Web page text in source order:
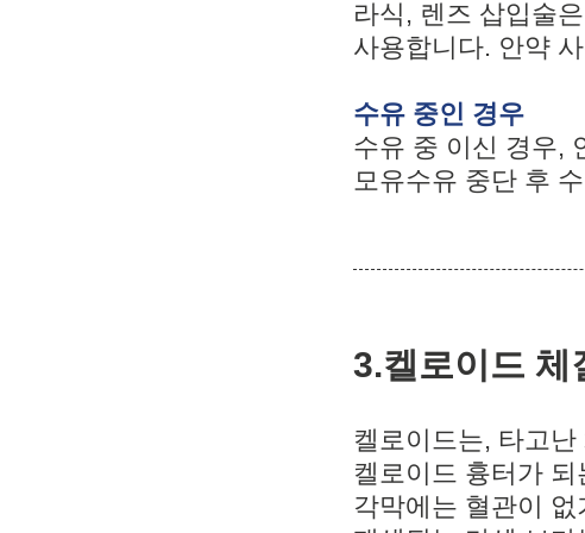
라식, 렌즈 삽입술
사용합니다. 안약
수유 중인 경우
수유 중 이신 경우,
모유수유 중단 후
3.켈로이드 체
켈로이드는, 타고
켈로이드 흉터가
각막에는 혈관이